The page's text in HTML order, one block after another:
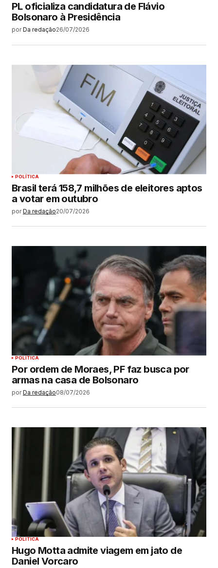
PL oficializa candidatura de Flávio
Bolsonaro à Presidência
por Da redação26/07/2026
POLÍTICA
Brasil terá 158,7 milhões de eleitores aptos
a votar em outubro
por Da redação20/07/2026
POLÍTICA
Por ordem de Moraes, PF faz busca por
armas na casa de Bolsonaro
por Da redação08/07/2026
POLÍTICA
Hugo Motta admite viagem em jato de
Daniel Vorcaro